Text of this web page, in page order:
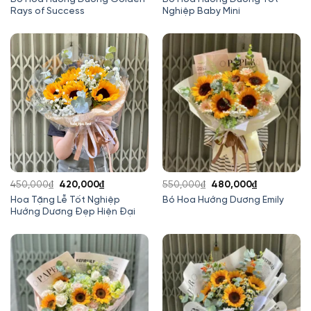
Rays of Success
là:
300,000₫.
Nghiệp Baby Mini
là:
235,000₫.
Hoa Tặng Lễ Tốt Nghiệp
Hướng Dương Đẹp Hiện Đại
450,000₫
Giá
gốc
là:
420,000₫Giá
hiện
tại
420,000₫.
Bó Hoa Hướng Dương Emily
550,000₫
Giá
gốc
480,000₫Giá
hiện
480,000₫.